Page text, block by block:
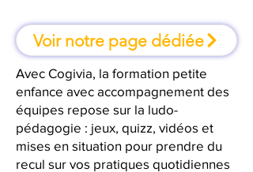
Voir notre page dédiée
Avec Cogivia, la formation petite
enfance avec accompagnement des
équipes repose sur la ludo-
pédagogie : jeux, quizz, vidéos et
mises en situation pour prendre du
recul sur vos pratiques quotidiennes